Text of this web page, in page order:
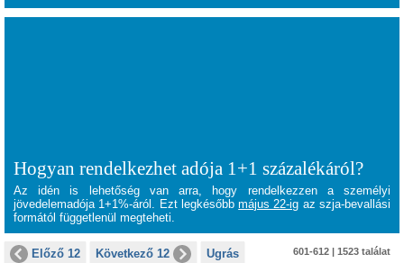
Hogyan rendelkezhet adója 1+1 százalékáról?
Az idén is lehetőség van arra, hogy rendelkezzen a személyi
jövedelemadója 1+1%-áról. Ezt legkésőbbmájus 22-ig az szja-bevallási
formától függetlenül megteheti.
Előző 12 Következő 12 Ugrás 601-612 | 1523 találat